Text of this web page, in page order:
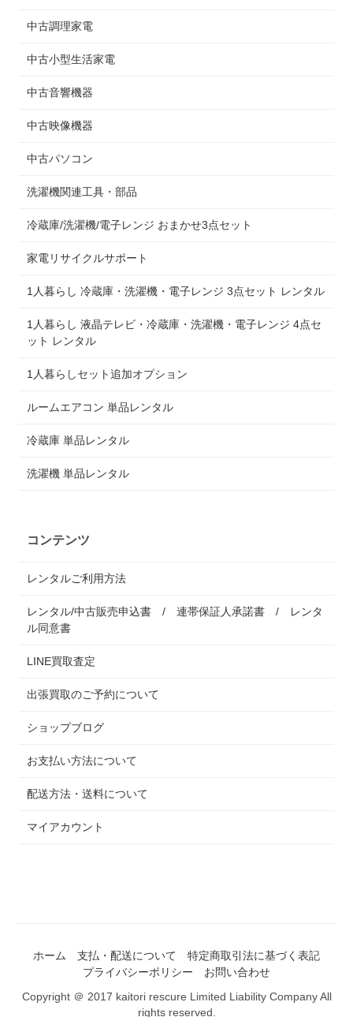
中古調理家電
中古小型生活家電
中古音響機器
中古映像機器
中古パソコン
洗濯機関連工具・部品
冷蔵庫/洗濯機/電子レンジ おまかせ3点セット
家電リサイクルサポート
1人暮らし 冷蔵庫・洗濯機・電子レンジ 3点セット レンタル
1人暮らし 液晶テレビ・冷蔵庫・洗濯機・電子レンジ 4点セ
ット レンタル
1人暮らしセット追加オプション
ルームエアコン 単品レンタル
冷蔵庫 単品レンタル
洗濯機 単品レンタル
コンテンツ
レンタルご利用方法
レンタル/中古販売申込書 / 連帯保証人承諾書 / レンタ
ル同意書
LINE買取査定
出張買取のご予約について
ショップブログ
お支払い方法について
配送方法・送料について
マイアカウント
ホーム 支払・配送について
特定商取引法に基づく表記
プライバシーポリシー
お問い合わせ
Copyright ＠ 2017 kaitori rescure Limited Liability Company All
rights reserved.